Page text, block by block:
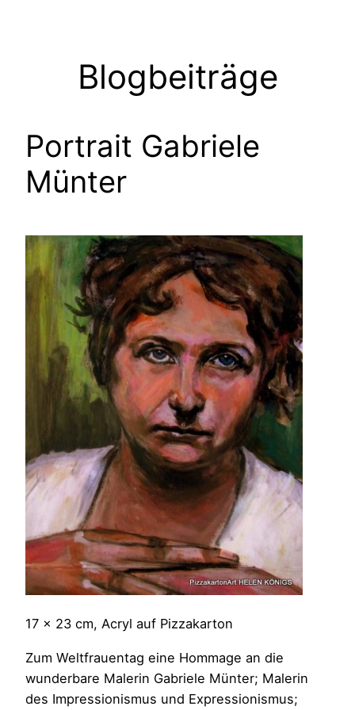
Blogbeiträge
Portrait Gabriele
Münter
17 x 23 cm, Acryl auf Pizzakarton
Zum Weltfrauentag eine Hommage an die
wunderbare Malerin Gabriele Münter; Malerin
des Impressionismus und Expressionismus;